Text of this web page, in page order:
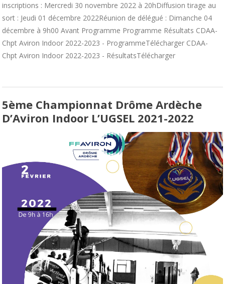
inscriptions : Mercredi 30 novembre 2022 à 20hDiffusion tirage au
sort : Jeudi 01 décembre 2022Réunion de délégué : Dimanche 04
décembre à 9h00 Avant Programme Programme Résultats CDAA-
Chpt Aviron Indoor 2022-2023 - ProgrammeTélécharger CDAA-
Chpt Aviron Indoor 2022-2023 - RésultatsTélécharger
5ème Championnat Drôme Ardèche
D’Aviron Indoor L’UGSEL 2021-2022